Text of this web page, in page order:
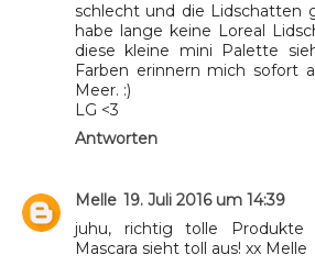
schlecht und die Lidschatten
habe lange keine Loreal
diese kleine mini Palette
Farben erinnern mich sofort
Meer. :)
LG <3
Antworten
Melle 19. Juli 2016 um 14:39
juhu, richtig tolle
Mascara sieht toll aus! xx Melle